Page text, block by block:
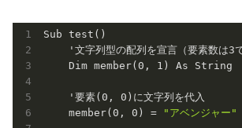
Sub test()
    '文字列型の配列を宣言（要素数は
3
    Dim member(
0 , 1 ) As String
    '要素(
0 , 0 )に文字列を代入
    member(
0 , 0 ) = "アベンジャー"